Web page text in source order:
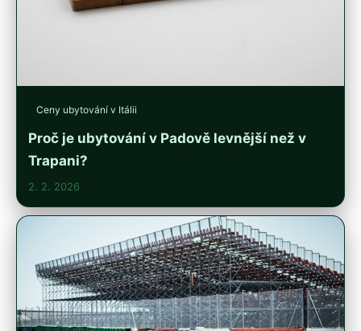
Ceny ubytování v Itálii
Proč je ubytování v Padově levnější než v
Trapani?
2. 2. 2026